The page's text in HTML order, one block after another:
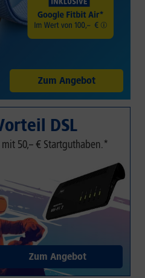
Zum Angebot
DSL
50,– € Startguthaben.*
Zum Angebot